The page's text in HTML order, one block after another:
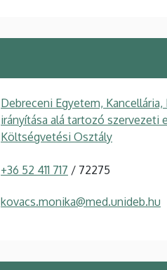
Debreceni Egyetem,
irányítása alá tartozó szervezeti
Költségvetési Osztály
+36 52 411 717 / 72275
kovacs.monika@med.unideb.hu